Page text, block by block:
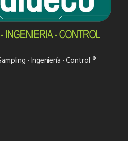
· Ingeniería · Control ®